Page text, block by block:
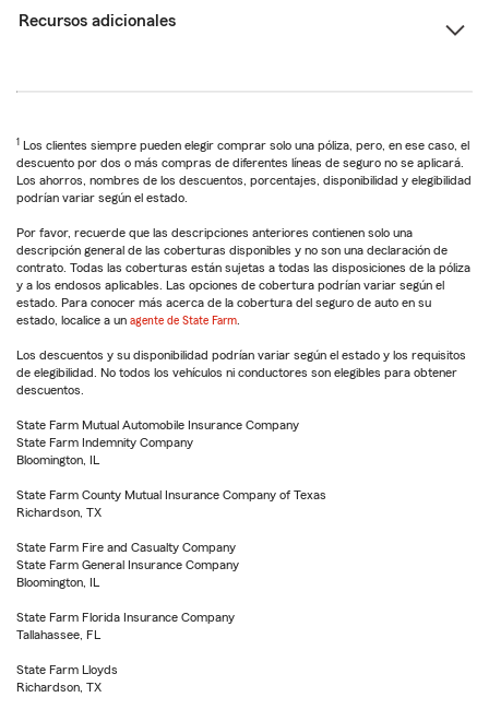
Recursos adicionales
1 Los clientes siempre pueden elegir comprar solo una póliza, pero, en ese caso, el
descuento por dos o más compras de diferentes líneas de seguro no se aplicará.
Los ahorros, nombres de los descuentos, porcentajes, disponibilidad y elegibilidad
podrían variar según el estado.
Por favor, recuerde que las descripciones anteriores contienen solo una
descripción general de las coberturas disponibles y no son una declaración de
contrato. Todas las coberturas están sujetas a todas las disposiciones de la póliza
y a los endosos aplicables. Las opciones de cobertura podrían variar según el
estado. Para conocer más acerca de la cobertura del seguro de auto en su
estado, localice a un agente de State Farm
Los descuentos y su disponibilidad podrían variar según el estado y los requisitos
de elegibilidad. No todos los vehículos ni conductores son elegibles para obtener
descuentos.
State Farm Mutual Automobile Insurance Company
State Farm Indemnity Company
Bloomington, IL
State Farm County Mutual Insurance Company of Texas
Richardson, TX
State Farm Fire and Casualty Company
State Farm General Insurance Company
Bloomington, IL
State Farm Florida Insurance Company
Tallahassee, FL
State Farm Lloyds
Richardson, TX